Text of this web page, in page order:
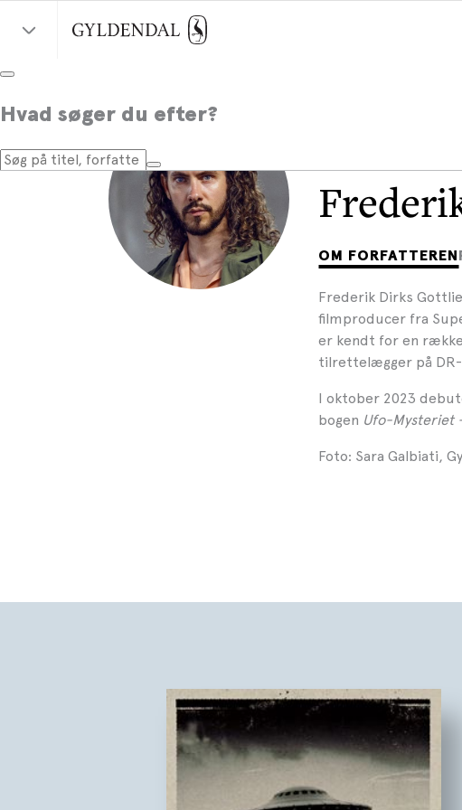
Hvad søger du efter?
OM FORFATTEREN
Frederik Dirks
filmproducer fra
er kendt for en
tilrettelægger på DR-
I oktober 2023
bogen Ufo-Mysteriet
Foto: Sara Galbiati,